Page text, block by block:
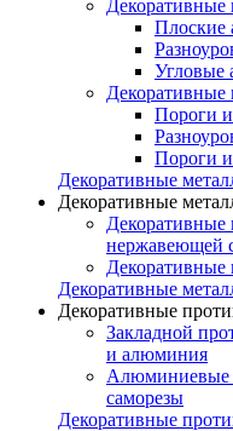
Плоские
Угловые
Пороги
Пороги
Декоративные
Декоративные
Декоративные
нержавеющей
Декоративные
Декоративные
Закладной
и алюминия
Алюминиевые
саморезы
Декоративные